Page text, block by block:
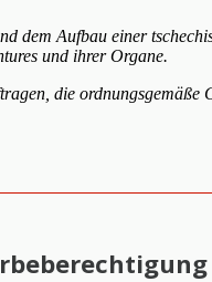
dem Aufbau einer
und ihrer Organe.
die